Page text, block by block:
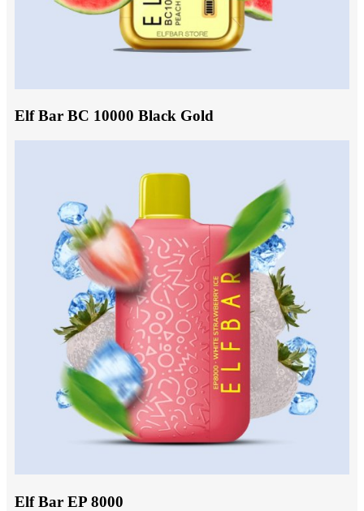
Elf Bar BC 10000 Black Gold
Elf Bar EP 8000